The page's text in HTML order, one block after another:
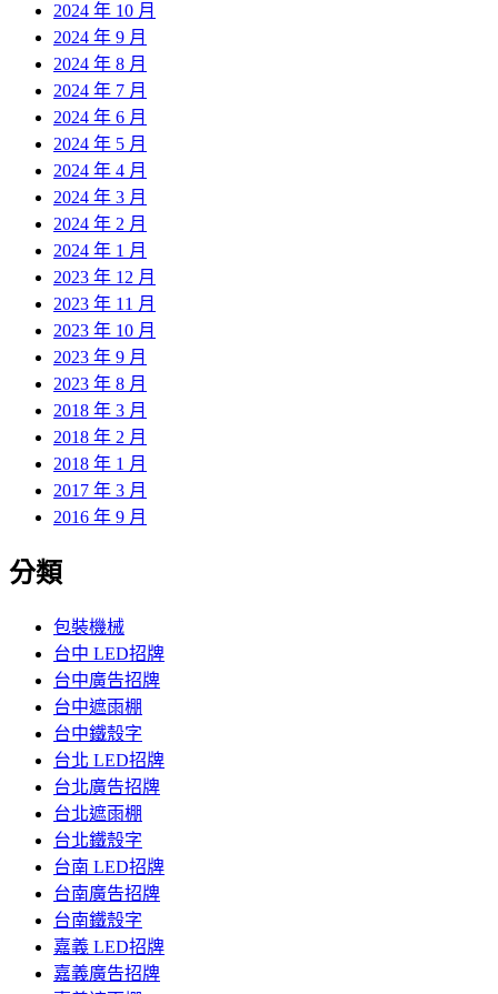
2024 年 10 月
2024 年 9 月
2024 年 8 月
2024 年 7 月
2024 年 6 月
2024 年 5 月
2024 年 4 月
2024 年 3 月
2024 年 2 月
2024 年 1 月
2023 年 12 月
2023 年 11 月
2023 年 10 月
2023 年 9 月
2023 年 8 月
2018 年 3 月
2018 年 2 月
2018 年 1 月
2017 年 3 月
2016 年 9 月
分類
包裝機械
台中 LED招牌
台中廣告招牌
台中遮雨棚
台中鐵殼字
台北 LED招牌
台北廣告招牌
台北遮雨棚
台北鐵殼字
台南 LED招牌
台南廣告招牌
台南鐵殼字
嘉義 LED招牌
嘉義廣告招牌